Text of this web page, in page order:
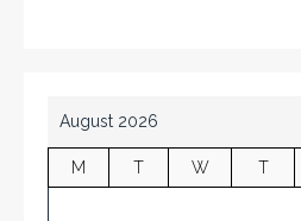
August 2026
M T W T